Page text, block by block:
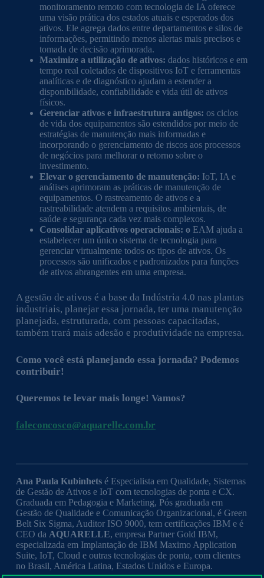
monitoramento remoto com tecnologia de IA oferece
uma visão prática dos estados atuais e esperados dos
ativos. Ele agrega dados entre departamentos e silos de
informações, permitindo menos alertas mais precisos e
tomada de decisão aprimorada.
Maximize a utilização de ativos: dados históricos e em
tempo real coletados de dispositivos IoT e ferramentas
analíticas e de diagnóstico ajudam a estender a
disponibilidade, confiabilidade e vida útil de ativos
físicos.
Gerenciar ativos e infraestrutura antigos: os ciclos
de vida dos equipamentos são estendidos por meio de
estratégias de manutenção mais informadas e
incorporando o gerenciamento de riscos aos processos
de negócios para melhorar o retorno sobre o
investimento.
Elevar o gerenciamento de manutenção: IoT, IA e
análises aprimoram as práticas de manutenção de
equipamentos. O rastreamento de ativos e a
rastreabilidade atendem a requisitos ambientais, de
saúde e segurança cada vez mais complexos.
Consolidar aplicativos operacionais: oEAM ajuda a
estabelecer um único sistema de tecnologia para
gerenciar virtualmente todos os tipos de ativos. Os
processos são unificados e padronizados para funções
de ativos abrangentes em uma empresa.
A gestão de ativos é a base da Indústria 4.0 nas plantas
industriais, planejar essa jornada, ter uma manutenção
planejada, estruturada, com pessoas capacitadas,
também trará mais adesão e produtividade na empresa.
Como você está planejando essa jornada? Podemos
contribuir!
Queremos te levar mais longe! Vamos?
faleconcosco@aquarelle.com.br
Ana Paula Kubinhetsé Especialista em Qualidade, Sistemas
de Gestão de Ativos e IoT com tecnologias de ponta e CX.
Graduada em Pedagogia e Marketing, Pós graduada em
Gestão de Qualidade e Comunicação Organizacional, é Green
Belt Six Sigma, Auditor ISO 9000, tem certificações IBM e é
CEO da AQUARELLE, empresa Partner Gold IBM,
especializada em Implantação de IBM Maximo Application
Suite, IoT, Cloud e outras tecnologias de ponta, com clientes
no Brasil, América Latina, Estados Unidos e Europa.